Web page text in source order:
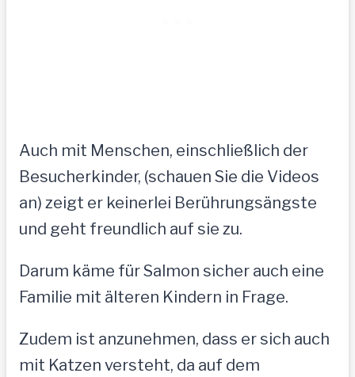
Auch mit Menschen, einschließlich der
Besucherkinder, (schauen Sie die Videos
an) zeigt er keinerlei Berührungsängste
und geht freundlich auf sie zu.
Darum käme für Salmon sicher auch eine
Familie mit älteren Kindern in Frage.
Zudem ist anzunehmen, dass er sich auch
mit Katzen versteht, da auf dem